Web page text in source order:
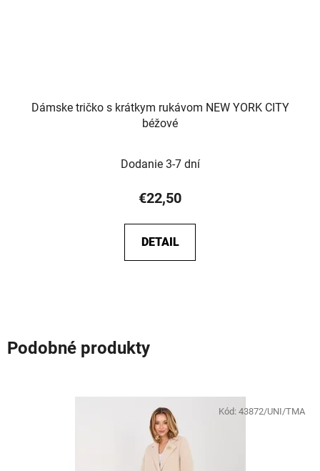
Dámske tričko s krátkym rukávom NEW YORK CITY
béžové
Dodanie 3-7 dní
€22,50
DETAIL
Podobné produkty
Kód: 43872/UNI/TMA